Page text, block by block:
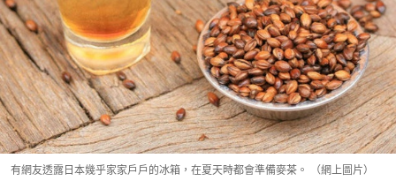
有網友透露日本幾乎家家戶戶的冰箱，在夏天時都會準備麥茶。 （網上圖片）